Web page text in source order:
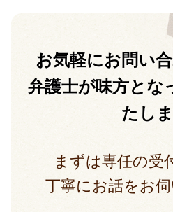
お気軽にお問い
弁護士が味方とな
たし
まずは専任の受
丁寧にお話をお